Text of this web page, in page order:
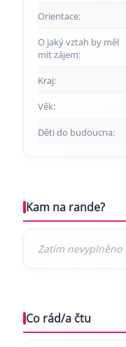
Orientace:
O jaký vztah by měl
mít zájem:
Kraj:
Věk:
Děti do budoucna:
Kam na rande?
Co rád/a čtu